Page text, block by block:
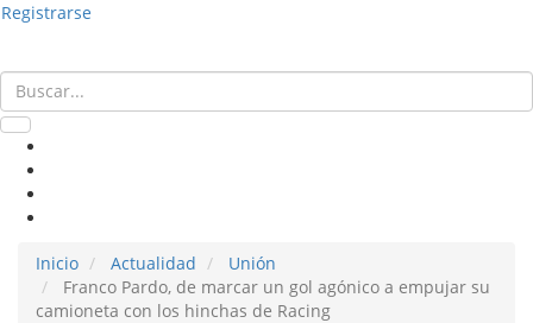
Registrarse
Inicio Actualidad
Unión
Franco Pardo, de marcar un gol agónico a empujar su
camioneta con los hinchas de Racing